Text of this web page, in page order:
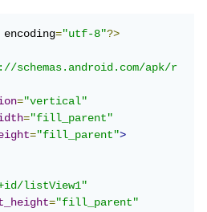
encoding="utf-8"?>
schemas.android.com/apk/r
="vertical"
="fill_parent"
="fill_parent">
listView1"
="fill_parent"